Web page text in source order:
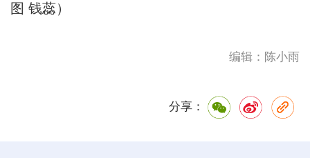
图 钱蕊）
编辑：陈小雨
分享：